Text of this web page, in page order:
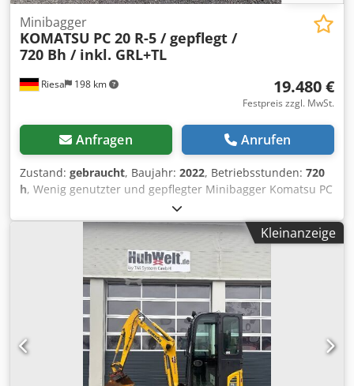
Riesa 198 km
Minibagger
KOMATSU PC 20 R-5 / gepflegt /
720 Bh / inkl. GRL+TL
19.480 €
Festpreis zzgl. MwSt.
Anfragen Anrufen
Zustand: gebraucht, Baujahr: 2022, Betriebsstunden: 720
h, Wenig genutzter und gepflegter Minibagger Komatsu PC
20 R-5 techn. Daten: * Betriebsgewicht inkl. Zubehör ca.
2.000 kg * Motor Komatsu 3D67E-2A mit 11,8 kw *
Gesamtlänge 3.845 mm * Gesamthöhe 2.370 mm *
Gesamtbreite (bei Minimum) 1.280 mm (990 mm) *
Raupenbreite 230 mm * Heckschwenkradius 1.120 mm *
Gesamtlänge der Raupe 1.570 mm * max.
Baggerreichweite 4.100 mm * max. Baggertiefe 2.370 mm *
kleinster Schwenkradius 1.515 mm Ausstattung inkl.: * 2
Fahrstufen mit Auto-Shift-Down * Servovorsteuerung *
Löffelstiel lang * 2-Wege Zusatzhydraulik bis Ausleger
(umschaltbar auf Hammerbterieb) * Schutzabdeckung am
Kleinanzeige